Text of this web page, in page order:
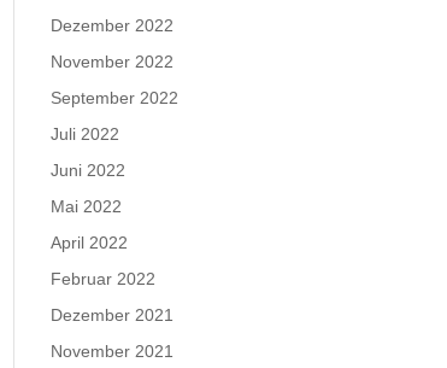
Dezember 2022
November 2022
September 2022
Juli 2022
Juni 2022
Mai 2022
April 2022
Februar 2022
Dezember 2021
November 2021